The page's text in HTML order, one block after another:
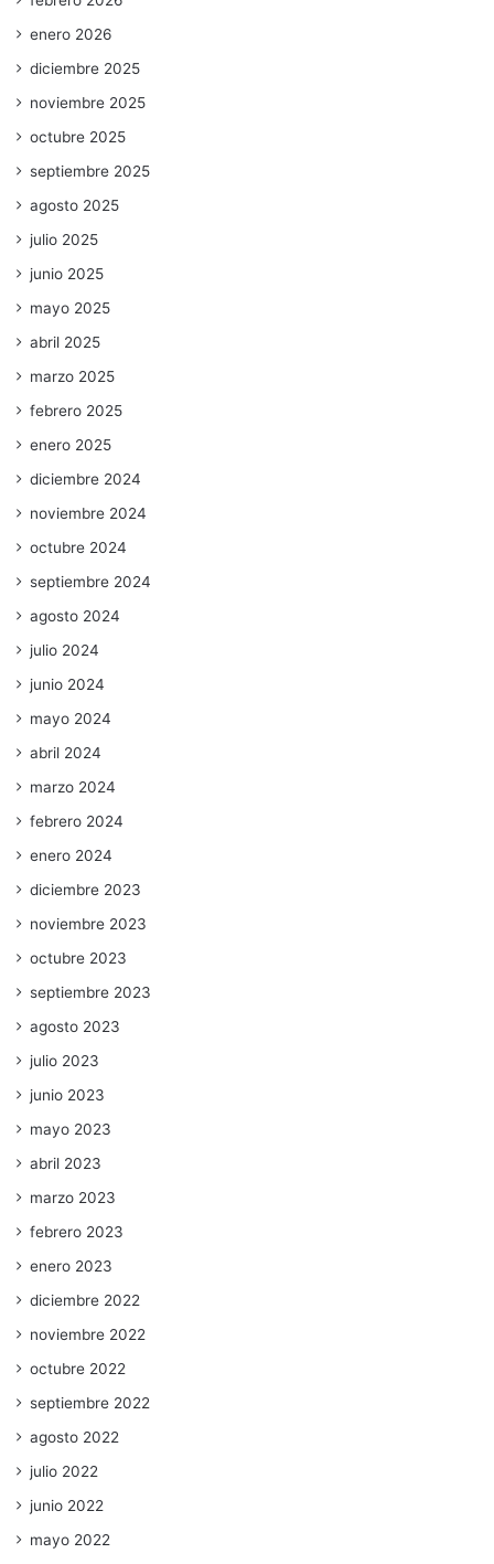
enero 2026
diciembre 2025
noviembre 2025
octubre 2025
septiembre 2025
agosto 2025
julio 2025
junio 2025
mayo 2025
abril 2025
marzo 2025
febrero 2025
enero 2025
diciembre 2024
noviembre 2024
octubre 2024
septiembre 2024
agosto 2024
julio 2024
junio 2024
mayo 2024
abril 2024
marzo 2024
febrero 2024
enero 2024
diciembre 2023
noviembre 2023
octubre 2023
septiembre 2023
agosto 2023
julio 2023
junio 2023
mayo 2023
abril 2023
marzo 2023
febrero 2023
enero 2023
diciembre 2022
noviembre 2022
octubre 2022
septiembre 2022
agosto 2022
julio 2022
junio 2022
mayo 2022